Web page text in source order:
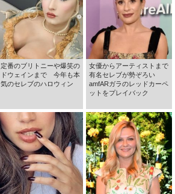
定番のブリトニーや爆笑の
ドウェインまで 今年も本
気のセレブのハロウィン
女優からアーティストまで
有名セレブが勢ぞろい
amfARガラのレッドカーペ
ットをプレイバック